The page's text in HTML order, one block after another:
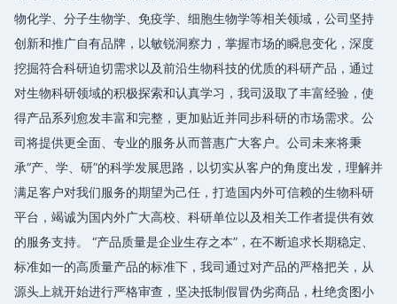
物化学、分子生物学、免疫学、细胞生物学等相关领域，公司坚持
创新和推广自有品牌，以敏锐洞察力，掌握市场的瞬息变化，深度
挖掘符合科研迫切需求以及前沿生物科技的优质的科研产品，通过
对生物科研领域的积极探索和认真学习，我司汲取了丰富经验，使
得产品系列愈发丰富和完整，更加贴近并同步科研的市场需求。公
司将提供更全面、专业的服务从而普惠广大客户。公司未来将秉
承“产、学、研”的科学发展思路，以切实从客户的角度出发，理解并
满足客户对我们服务的期望为己任，打造国内外可信赖的生物科研
平台，竭诚为国内外广大高校、科研单位以及相关工作者提供有效
的服务支持。 “产品质量是企业生存之本”，在不断追求长期稳定、
标准如一的高质量产品的标准下，我司通过对产品的严格把关，从
源头上就开始进行严格审查，坚决抵制假冒伪劣商品，杜绝贪图小